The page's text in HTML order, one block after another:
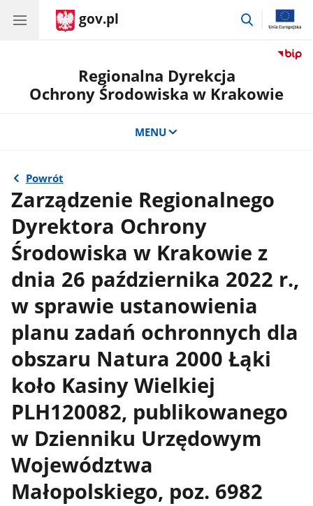
gov.pl
przejdź
Regionalna Dyrekcja
Ochrony Środowiska w Krakowie
MENU
Powrót
Zarządzenie Regionalnego
Dyrektora Ochrony
Środowiska w Krakowie z
dnia 26 października 2022 r.,
w sprawie ustanowienia
planu zadań ochronnych dla
obszaru Natura 2000 Łąki
koło Kasiny Wielkiej
PLH120082, publikowanego
w Dzienniku Urzędowym
Województwa
Małopolskiego, poz. 6982